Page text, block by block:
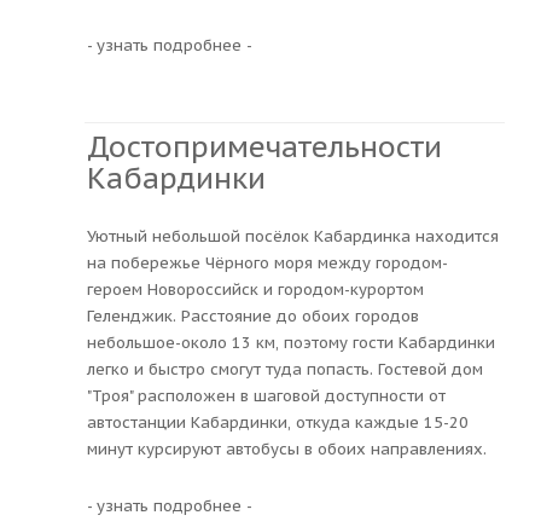
- узнать подробнее -
Достопримечательности
Кабардинки
Уютный небольшой посёлок Кабардинка находится
на побережье Чёрного моря между городом-
героем Новороссийск и городом-курортом
Геленджик. Расстояние до обоих городов
небольшое-около 13 км, поэтому гости Кабардинки
легко и быстро смогут туда попасть. Гостевой дом
"Троя" расположен в шаговой доступности от
автостанции Кабардинки, откуда каждые 15-20
минут курсируют автобусы в обоих направлениях.
- узнать подробнее -